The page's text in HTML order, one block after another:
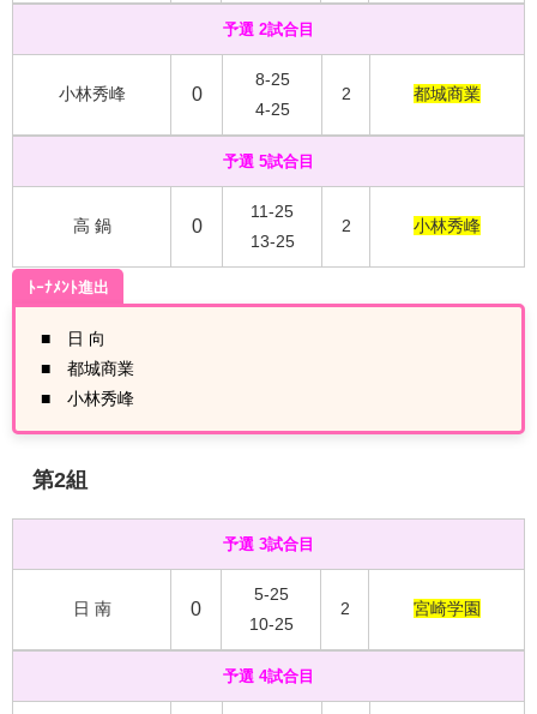
予選 2試合目
小林秀峰 0
8-25
4-25
2 都城商業
予選 5試合目
高 鍋 0
11-25
13-25
2 小林秀峰
ﾄｰﾅﾒﾝﾄ進出
■ 日 向
■ 都城商業
■ 小林秀峰
第2組
予選 3試合目
日 南 0
5-25
10-25
2 宮崎学園
予選 4試合目